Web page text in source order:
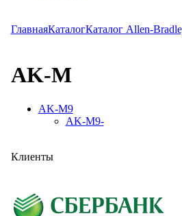
ГлавнаяКаталогКаталог Allen-
AK-M
AK-M9
AK-M9-
Клиенты